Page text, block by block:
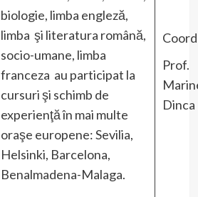
biologie, limba engleză,
limba şi literatura română,
socio-umane, limba
franceza au participat la
cursuri şi schimb de
experienţă în mai multe
oraşe europene: Sevilia,
Helsinki, Barcelona,
Benalmadena-Malaga.
Prof.
Dinca